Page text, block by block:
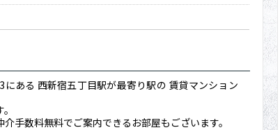
ある 西新宿五丁目駅が最寄り駅の 賃貸マンション
手数料無料でご案内できるお部屋もございます。